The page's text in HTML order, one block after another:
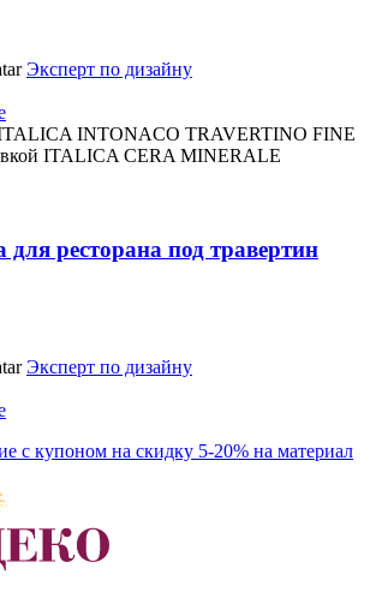
Эксперт по дизайну
для ресторана под травертин
Эксперт по дизайну
с купоном на скидку 5-20% на материал